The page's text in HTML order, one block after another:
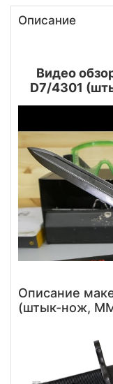
Описание
Видео
D7/4301
Описание
(штык-нож,